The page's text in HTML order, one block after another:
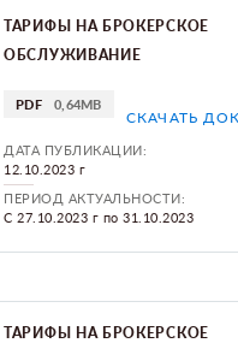
ТАРИФЫ НА БРОКЕРСКОЕ
ОБСЛУЖИВАНИЕ
СКАЧАТЬ
PDF 0,64MB
ДАТА ПУБЛИКАЦИИ:
12.10.2023 г
ПЕРИОД АКТУАЛЬНОСТИ:
С 27.10.2023 г по 31.10.2023
ТАРИФЫ НА БРОКЕРСКОЕ